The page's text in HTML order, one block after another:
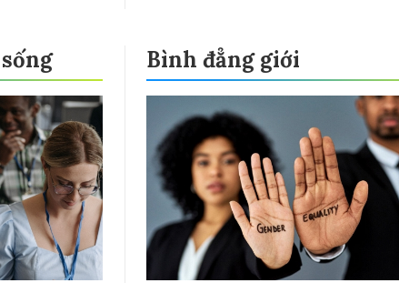
Bình đẳng giới